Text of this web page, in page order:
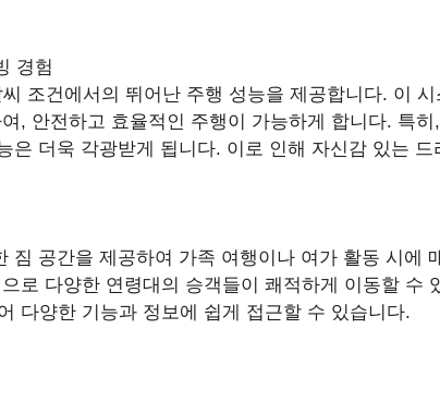
경험
조건에서의 뛰어난 주행 성능을 제공합니다. 이 시
, 안전하고 효율적인 주행이 가능하게 합니다. 특
은 더욱 각광받게 됩니다. 이로 인해 자신감 있는 드
짐 공간을 제공하여 가족 여행이나 여가 활동 시에
로 다양한 연령대의 승객들이 쾌적하게 이동할 수
다양한 기능과 정보에 쉽게 접근할 수 있습니다.